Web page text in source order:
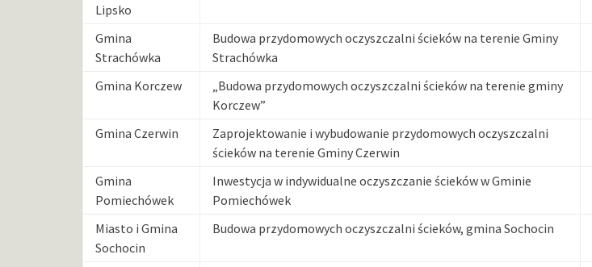
Lipsko
Gmina
Strachówka
Budowa przydomowych oczyszczalni ścieków na terenie Gminy
Strachówka
Gmina Korczew
„Budowa przydomowych oczyszczalni ścieków na terenie gminy
Korczew”
Gmina Czerwin
Zaprojektowanie i wybudowanie przydomowych oczyszczalni
ścieków na terenie Gminy Czerwin
Gmina
Pomiechówek
Inwestycja w indywidualne oczyszczanie ścieków w Gminie
Pomiechówek
Miasto i Gmina
Sochocin
Budowa przydomowych oczyszczalni ścieków, gmina Sochocin